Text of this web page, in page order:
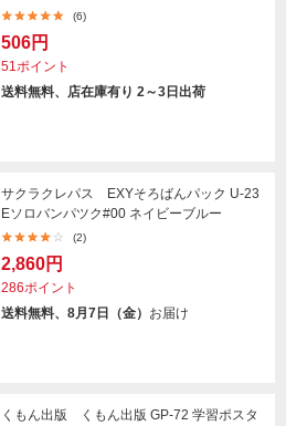
(6)
506円
51ポイント
送料無料、店在庫有り 2～3日出荷
サクラクレパス EXYそろばんパック U-23
Eソロバンパツク#00 ネイビーブルー
(2)
2,860円
286ポイント
送料無料、8月7日（金） お届け
くもん出版 くもん出版 GP-72 学習ポスタ